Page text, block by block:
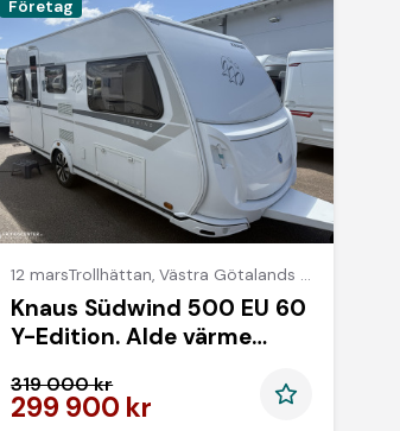
Företag
12 marsTrollhättan,Västra Götalands län
Knaus Südwind 500 EU 60
Y-Edition. Alde värme
3.95*
319 000 kr
299 900 kr